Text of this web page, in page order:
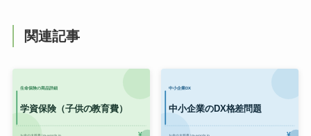
関連記事